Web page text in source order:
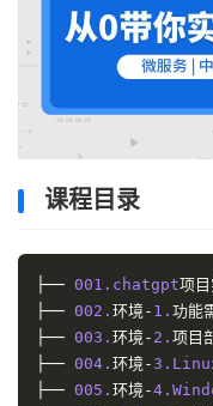
课程目录
├── 001. chatgpt项
├── 002. 环境- 1. 功能
├── 003. 环境- 2. 项目
├── 004. 环境-3.
├── 005. 环境-4.